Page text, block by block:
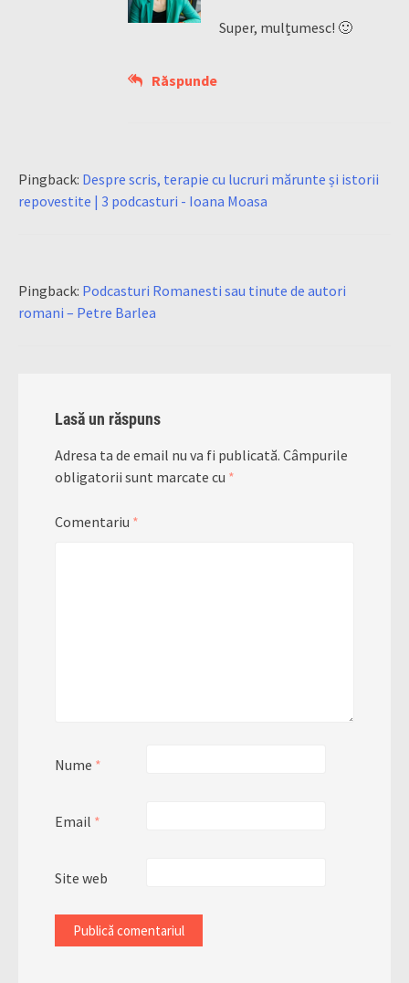
Super, mulțumesc! 🙂
Răspunde
Pingback: Despre scris, terapie cu lucruri mărunte și istorii
repovestite | 3 podcasturi - Ioana Moasa
Pingback: Podcasturi Romanesti sau tinute de autori
romani – Petre Barlea
Lasă un răspuns
Adresa ta de email nu va fi publicată. Câmpurile
obligatorii sunt marcate cu *
Comentariu *
Nume *
Email *
Site web